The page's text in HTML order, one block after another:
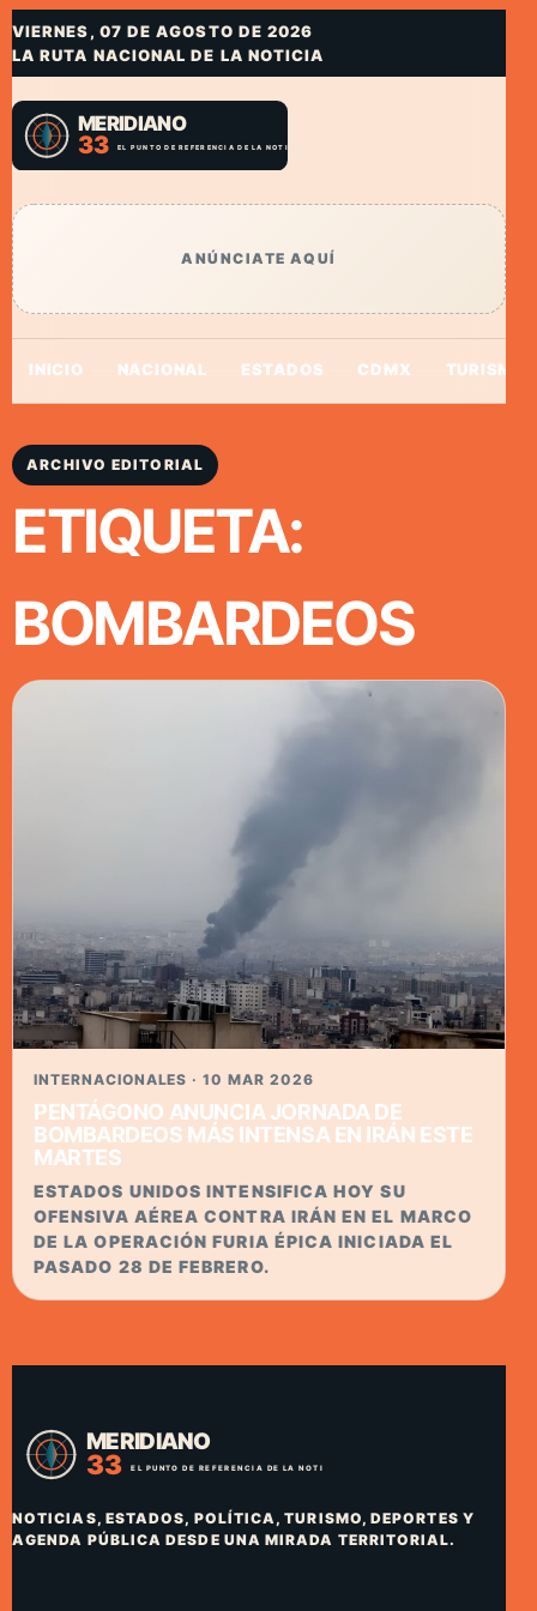
VIERNES, 07 DE AGOSTO DE 2026
LA RUTA NACIONAL DE LA NOTICIA
ANÚNCIATE AQUÍ
INICIO NACIONAL ESTADOS CDMX TURISMO
ARCHIVO EDITORIAL
ETIQUETA:
BOMBARDEOS
INTERNACIONALES · 10 MAR 2026
PENTÁGONO ANUNCIA JORNADA DE
BOMBARDEOS MÁS INTENSA EN IRÁN ESTE
MARTES
ESTADOS UNIDOS INTENSIFICA HOY SU
OFENSIVA AÉREA CONTRA IRÁN EN EL MARCO
DE LA OPERACIÓN FURIA ÉPICA INICIADA EL
PASADO 28 DE FEBRERO.
NOTICIAS, ESTADOS, POLÍTICA, TURISMO, DEPORTES Y
AGENDA PÚBLICA DESDE UNA MIRADA TERRITORIAL.